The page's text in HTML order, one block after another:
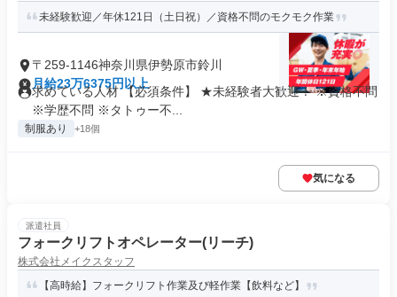
未経験歓迎／年休121日（土日祝）／資格不問のモクモク作業
〒259-1146神奈川県伊勢原市鈴川
月給23万6375円以上
求めている人材 【必須条件】 ★未経験者大歓迎！ ※資格不問
※学歴不問 ※タトゥー不...
制服あり +18個
気になる
派遣社員
フォークリフトオペレーター(リーチ)
株式会社メイクスタッフ
【高時給】フォークリフト作業及び軽作業【飲料など】